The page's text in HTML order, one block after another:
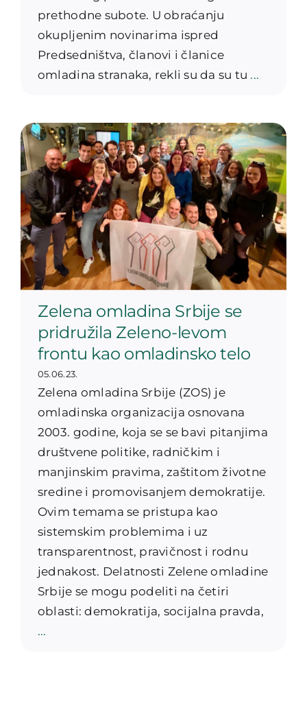
prethodne subote. U obraćanju
okupljenim novinarima ispred
Predsedništva, članovi i članice
omladina stranaka, rekli su da su tu ...
Zelena omladina Srbije se
pridružila Zeleno-levom
frontu kao omladinsko telo
05.06.23.
Zelena omladina Srbije (ZOS) je
omladinska organizacija osnovana
2003. godine, koja se se bavi pitanjima
društvene politike, radničkim i
manjinskim pravima, zaštitom životne
sredine i promovisanjem demokratije.
Ovim temama se pristupa kao
sistemskim problemima i uz
transparentnost, pravičnost i rodnu
jednakost. Delatnosti Zelene omladine
Srbije se mogu podeliti na četiri
oblasti: demokratija, socijalna pravda,
...